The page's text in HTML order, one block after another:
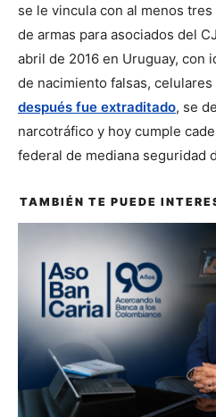
se le vincula con al menos
de armas para asociados del
abril de 2016 en Uruguay, con
de nacimiento falsas, celulares
después fue extraditado, se
narcotráfico y hoy cumple
federal de mediana seguridad
TAMBIÉN TE PUEDE
También te puede